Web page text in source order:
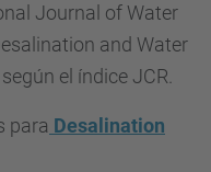
Journal of Water
and Water
el índice JCR.
para Desalination